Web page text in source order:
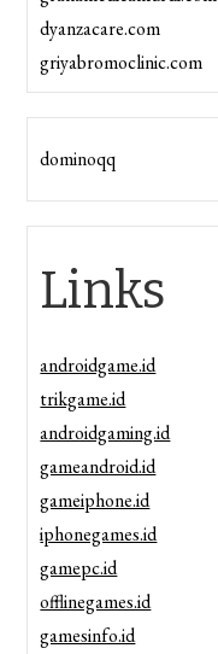
dyanzacare.com
griyabromoclinic.com
dominoqq
Links
androidgame.id
trikgame.id
androidgaming.id
gameandroid.id
gameiphone.id
iphonegames.id
gamepc.id
offlinegames.id
gamesinfo.id